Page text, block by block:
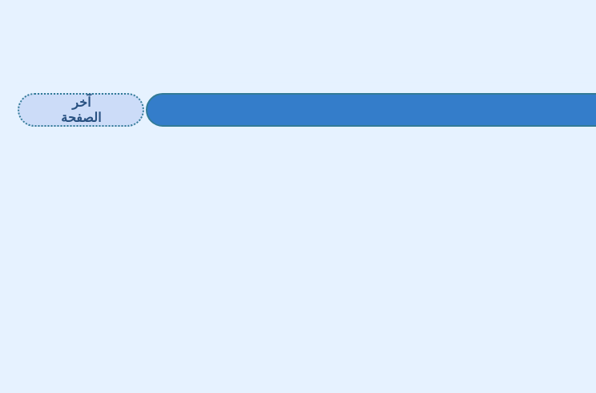
آخر
الصفحة